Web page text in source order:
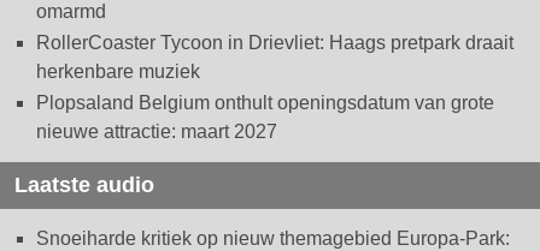
omarmd
RollerCoaster Tycoon in Drievliet: Haags pretpark draait
herkenbare muziek
Plopsaland Belgium onthult openingsdatum van grote
nieuwe attractie: maart 2027
Laatste audio
Snoeiharde kritiek op nieuw themagebied Europa-Park: